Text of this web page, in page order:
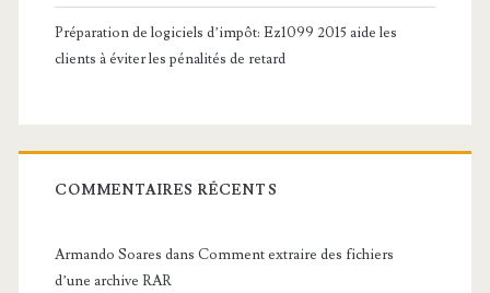
Préparation de logiciels d’impôt: Ez1099 2015 aide les
clients à éviter les pénalités de retard
COMMENTAIRES RÉCENTS
Armando Soares dans Comment extraire des fichiers
d’une archive RAR